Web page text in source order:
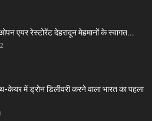
एयर रेस्टोरेंट देहरादून मेहमानों के स्वागत...
केयर में ड्रोन डिलीवरी करने वाला भारत का पहला